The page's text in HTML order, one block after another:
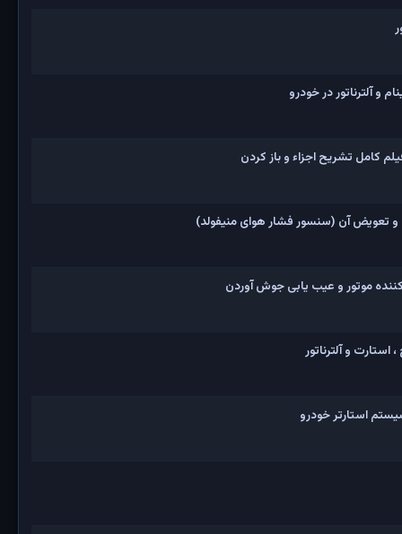
و آلترناتور در خودرو
تعویض آن (سنسور فشار هوای منیفولد)
موتور و عیب یابی جوش آوردن
و آلترناتور
استارتر خودرو